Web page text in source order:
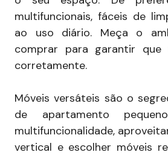
multifuncionais, fáceis de
ao uso diário. Meça o
comprar para garantir que
corretamente.
Móveis versáteis são o
de apartamento
multifuncionalidade,
vertical e escolher móveis